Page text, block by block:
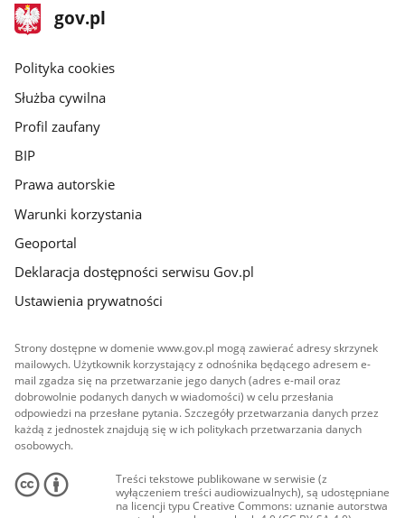
stopka
gov.pl
Strona
gov.pl
gov.pl
Polityka cookies
Służba cywilna
Profil zaufany
BIP
Prawa autorskie
Warunki korzystania
Geoportal
Deklaracja dostępności serwisu Gov.pl
Ustawienia prywatności
Strony dostępne w domenie www.gov.pl mogą zawierać adresy skrzynek
mailowych. Użytkownik korzystający z odnośnika będącego adresem e-
mail zgadza się na przetwarzanie jego danych (adres e-mail oraz
dobrowolnie podanych danych w wiadomości) w celu przesłania
odpowiedzi na przesłane pytania. Szczegóły przetwarzania danych przez
każdą z jednostek znajdują się w ich politykach przetwarzania danych
osobowych.
Treści tekstowe publikowane w serwisie (z
wyłączeniem treści audiowizualnych), są udostępniane
na licencji typu Creative Commons: uznanie autorstwa